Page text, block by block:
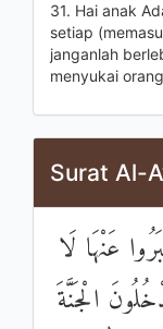
31. Hai anak
setiap
janganlah
menyukai
Surat Al-
عَنْهَا لَا
الْجَنَّةَ